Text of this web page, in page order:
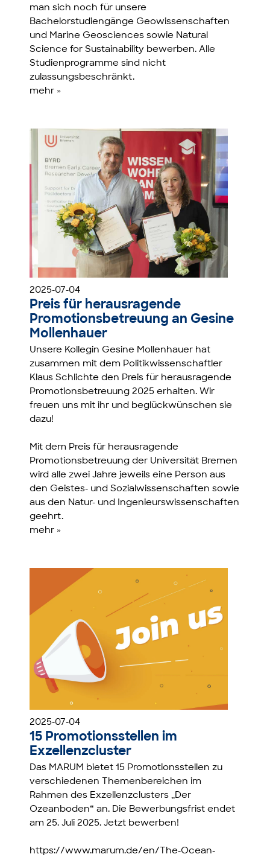
man sich noch für unsere
Bachelorstudiengänge Geowissenschaften
und Marine Geosciences sowie Natural
Science for Sustainability bewerben. Alle
Studienprogramme sind nicht
zulassungsbeschränkt.
mehr »
2025-07-04
Preis für herausragende
Promotionsbetreuung an Gesine
Mollenhauer
Unsere Kollegin Gesine Mollenhauer hat
zusammen mit dem Politikwissenschaftler
Klaus Schlichte den Preis für herausragende
Promotionsbetreuung 2025 erhalten. Wir
freuen uns mit ihr und beglückwünschen sie
dazu!
Mit dem Preis für herausragende
Promotionsbetreuung der Universität Bremen
wird alle zwei Jahre jeweils eine Person aus
den Geistes- und Sozialwissenschaften sowie
aus den Natur- und Ingenieurswissenschaften
geehrt.
mehr »
2025-07-04
15 Promotionsstellen im
Exzellenzcluster
Das MARUM bietet 15 Promotionsstellen zu
verschiedenen Themenbereichen im
Rahmen des Exzellenzclusters „Der
Ozeanboden“ an. Die Bewerbungsfrist endet
am 25. Juli 2025. Jetzt bewerben!
https://www.marum.de/en/The-Ocean-